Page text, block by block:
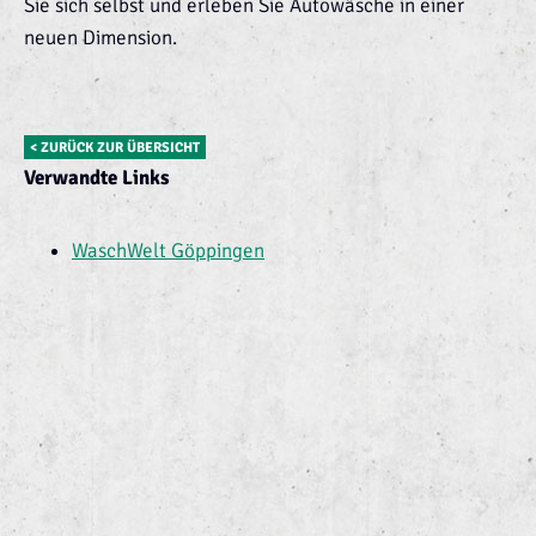
Sie sich selbst und erleben Sie Autowäsche in einer
neuen Dimension.
< ZURÜCK ZUR ÜBERSICHT
Verwandte Links
WaschWelt Göppingen